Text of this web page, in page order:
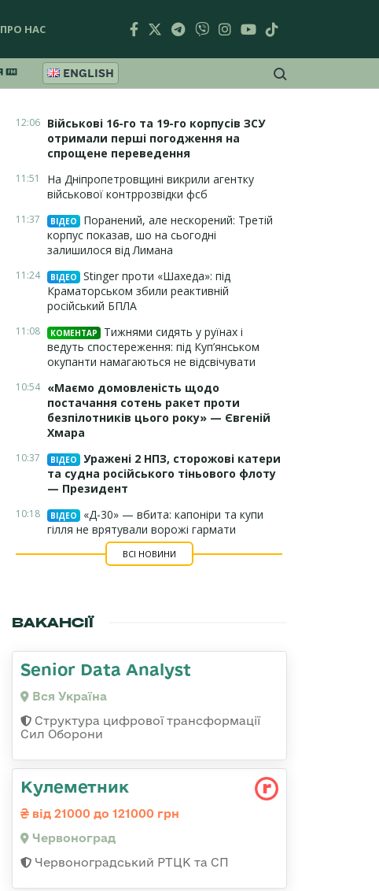
ПРО НАС
ENGLISH
12:06 Військові 16-го та 19-го корпусів ЗСУ
отримали перші погодження на
спрощене переведення
11:51
На Дніпропетровщині викрили агентку
військової контррозвідки фсб
11:37 ВІДЕО
Поранений, але нескорений: Третій
корпус показав, шо на сьогодні
залишилося від Лимана
11:24 ВІДЕО
Stinger проти «Шахеда»: під
Краматорськом збили реактивній
російський БПЛА
11:08 КОМЕНТАР
Тижнями сидять у руїнах і
ведуть спостереження: під Куп’янськом
окупанти намагаються не відсвічувати
10:54 «Маємо домовленість щодо
постачання сотень ракет проти
безпілотників цього року» — Євгеній
Хмара
10:37 ВІДЕО
Уражені 2 НПЗ, сторожові катери
та судна російського тіньового флоту
— Президент
10:18 ВІДЕО
«Д-30» — вбита: капоніри та купи
гілля не врятували ворожі гармати
ВСІ НОВИНИ
ВАКАНСІЇ
Senior Data Analyst
Вся Україна
Структура цифрової трансформації
Сил Оборони
Кулеметник
від 21000 до 121000 грн
Червоноград
Червоноградський РТЦК та СП